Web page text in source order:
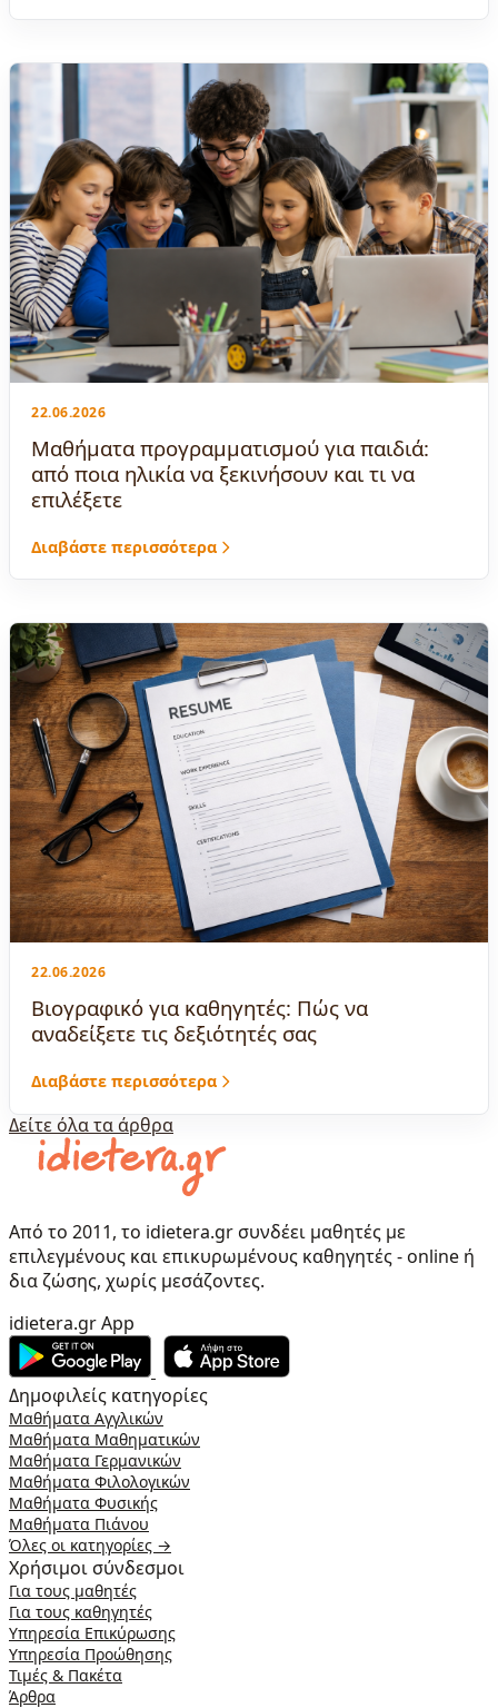
22.06.2026
Μαθήματα προγραμματισμού για παιδιά:
από ποια ηλικία να ξεκινήσουν και τι να
επιλέξετε
Διαβάστε περισσότερα
22.06.2026
Βιογραφικό για καθηγητές: Πώς να
αναδείξετε τις δεξιότητές σας
Διαβάστε περισσότερα
Δείτε όλα τα άρθρα
Από το 2011, το idietera.gr συνδέει μαθητές με
επιλεγμένους και επικυρωμένους καθηγητές - online ή
δια ζώσης, χωρίς μεσάζοντες.
idietera.gr App
Δημοφιλείς κατηγορίες
Μαθήματα Αγγλικών
Μαθήματα Μαθηματικών
Μαθήματα Γερμανικών
Μαθήματα Φιλολογικών
Μαθήματα Φυσικής
Μαθήματα Πιάνου
Όλες οι κατηγορίες →
Χρήσιμοι σύνδεσμοι
Για τους μαθητές
Για τους καθηγητές
Υπηρεσία Επικύρωσης
Υπηρεσία Προώθησης
Τιμές & Πακέτα
Άρθρα